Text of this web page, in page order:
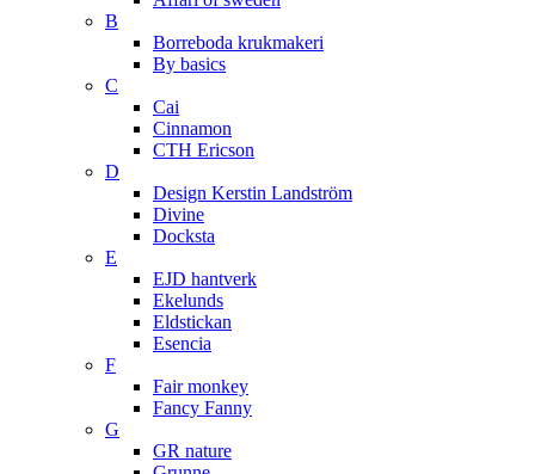
B
Borreboda krukmakeri
By basics
C
Cai
Cinnamon
CTH Ericson
D
Design Kerstin Landström
Divine
Docksta
E
EJD hantverk
Ekelunds
Eldstickan
Esencia
F
Fair monkey
Fancy Fanny
G
GR nature